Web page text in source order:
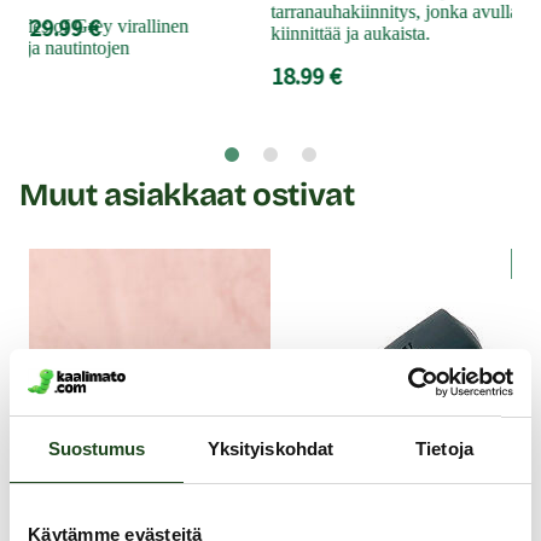
Suostumus Yksityiskohdat Tietoja
Käytämme evästeitä
of Grey virallinen
ja nautintojen
29.99 €
tarranauhakiinnitys, jonka avulla
kiinnittää ja aukaista.
18.99 €
Muut asiakkaat ostivat